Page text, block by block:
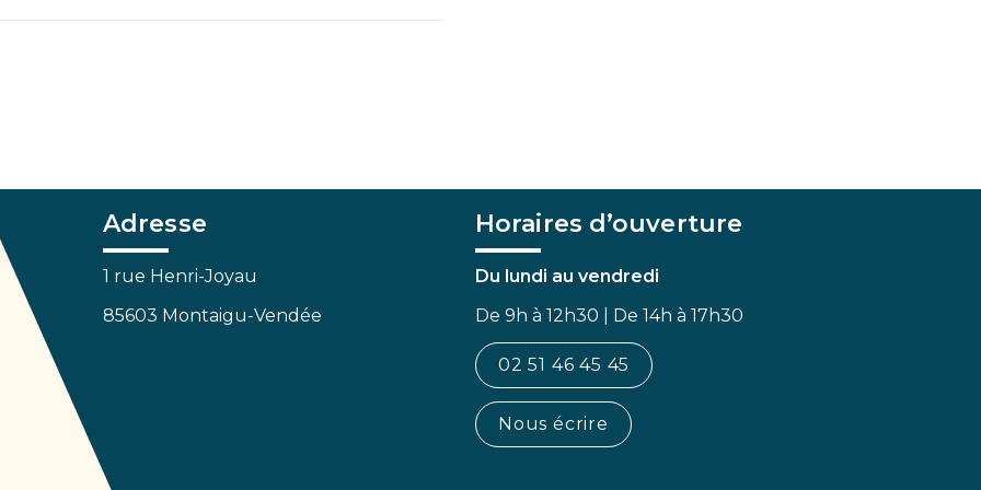
Adresse
1 rue Henri-Joyau
85603 Montaigu-Vendée
Horaires d’ouverture
Du lundi au vendredi
De 9h à 12h30 | De 14h à 17h30
02 51 46 45 45
Nous écrire